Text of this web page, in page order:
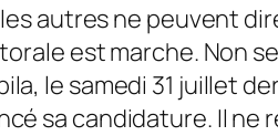
autres ne peuvent
est marche. Non
le samedi 31 juillet
sa candidature. Il